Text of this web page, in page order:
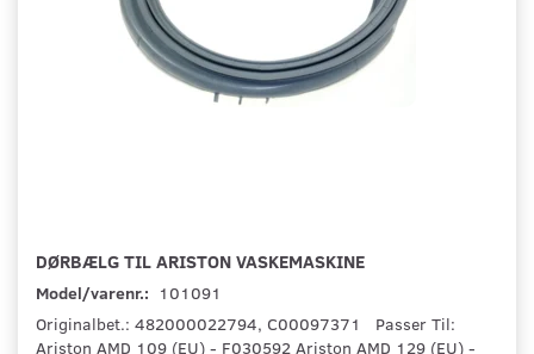
DØRBÆLG TIL ARISTON VASKEMASKINE
Model/varenr.: 101091
Originalbet.: 482000022794, C00097371 Passer Til:
Ariston AMD 109 (EU) - F030592 Ariston AMD 129 (EU) -